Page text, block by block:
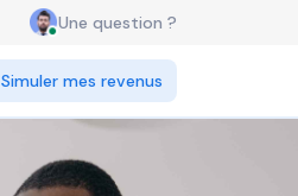
Une question ?
Simuler mes revenus